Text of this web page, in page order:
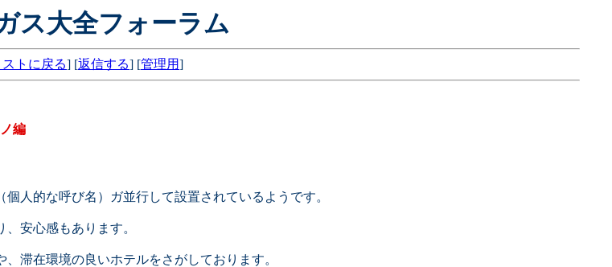
ス大全フォーラム
トに戻る] [返信する] [管理用]
編
人的な呼び名）ガ並行して設置されているようです。
安心感もあります。
滞在環境の良いホテルをさがしております。